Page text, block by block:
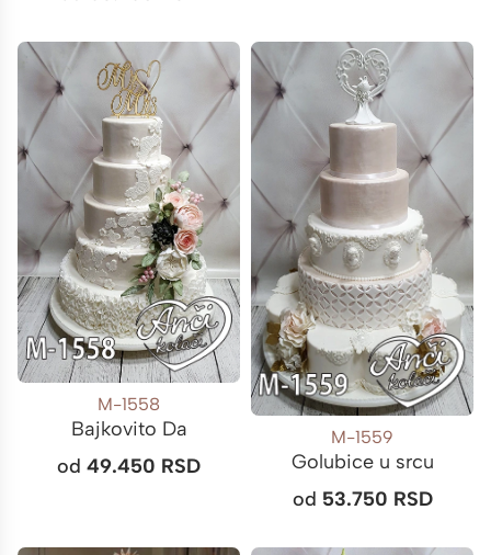
M-1558
Bajkovito Da
od 49.450 RSD
M-1559
Golubice u srcu
od 53.750 RSD